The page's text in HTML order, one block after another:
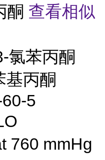
酮 查看相似
氯苯丙酮
基丙酮
5
760 mmHg